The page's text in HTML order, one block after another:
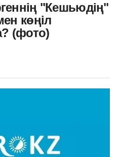
"Кешьюдің"
көңіл
(фото)